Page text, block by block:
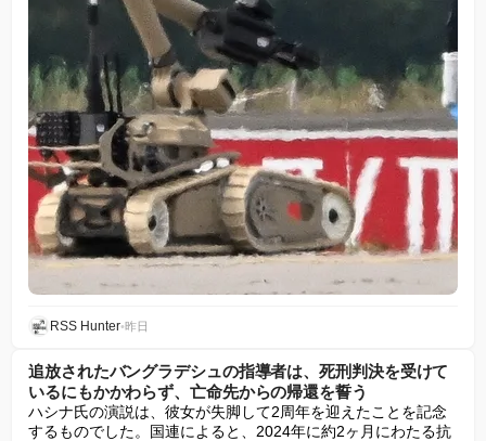
RSS Hunter•昨日
追放されたバングラデシュの指導者は、死刑判決を受けて
いるにもかかわらず、亡命先からの帰還を誓う
ハシナ氏の演説は、彼女が失脚して2周年を迎えたことを記念
するものでした。国連によると、2024年に約2ヶ月にわたる抗